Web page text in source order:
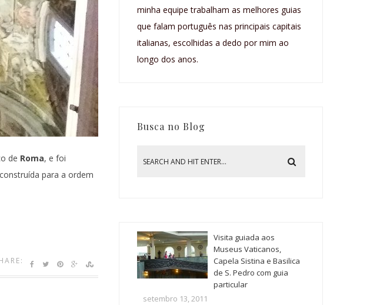
de Roma, e foi
para a ordem
minha equipe trabalham as melhores guias
que falam português nas principais capitais
italianas, escolhidas a dedo por mim ao
longo dos anos.
Busca no Blog
Visita guiada aos
Museus Vaticanos,
Capela Sistina e Basilica
de S. Pedro com guia
particular
setembro 13, 2011